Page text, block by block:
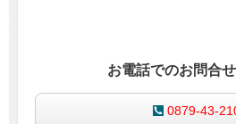
お電話でのお問合
0879-43-